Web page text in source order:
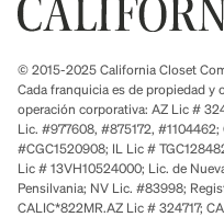
© 2015-2025 California Closet
Cada franquicia es de propiedad y
operación corporativa: AZ Lic #
Lic. #977608, #875172,
#CGC1520908; IL Lic #
Lic # 13VH10524000; Lic. de
Pensilvania; NV Lic. #83998;
CALIC*822MR.AZ Lic # 324717;